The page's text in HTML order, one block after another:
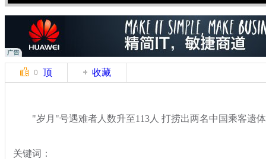
0 顶 收藏
"岁月"号遇难者人数升至113人 打捞出两名中国乘客遗体
关键词：